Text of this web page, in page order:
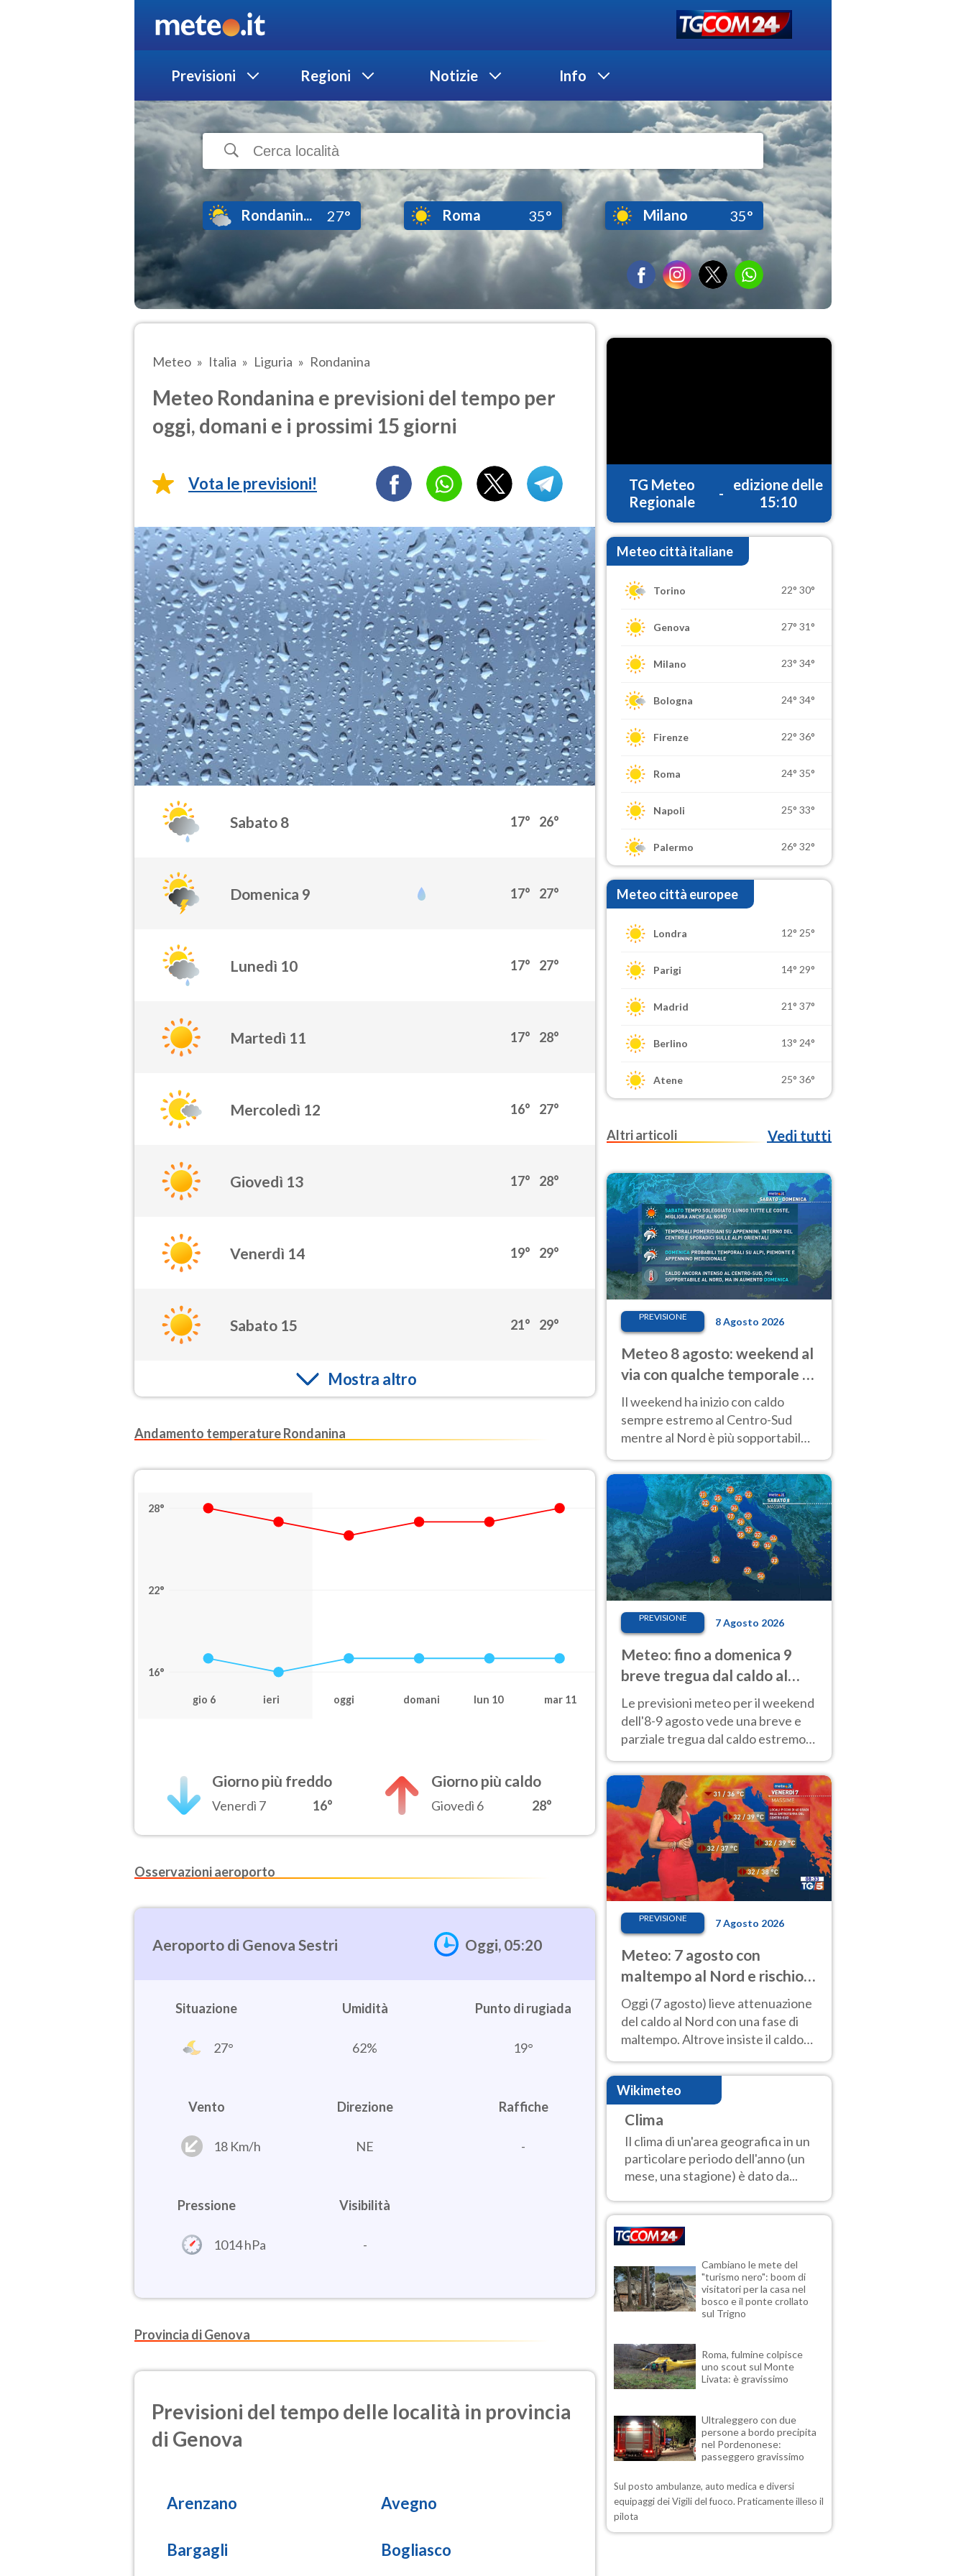
Previsioni Regioni Notizie Info
Rondanin... 27° Roma 35° Milano 35°
Meteo Italia Liguria Rondanina
Meteo Rondanina e previsioni del tempo per
oggi, domani e i prossimi 15 giorni
Vota le previsioni!
Sabato 8 17° 26°
Domenica 9 17° 27°
Lunedì 10 17° 27°
Martedì 11 17° 28°
Mercoledì 12 16° 27°
Giovedì 13 17° 28°
Venerdì 14 19° 29°
Sabato 15 21° 29°
Mostra altro
Andamento temperature Rondanina
28°
22°
16°
gio 6 ieri oggi domani lun 10 mar 11
Giorno più freddo
Venerdì 7 16°
Giorno più caldo
Giovedì 6 28°
Osservazioni aeroporto
Genova Sestri Oggi, 05:20
Situazione
27°
Umidità
62% 19°
Vento
18 Km/h
Direzione
NE
Raffiche
-
Pressione
1014 hPa
Visibilità
-
Provincia di Genova
Previsioni del tempo delle località in provincia
di Genova
Arenzano Avegno
Bargagli Bogliasco
TG Meteo
Regionale
-
edizione delle
15:10
Meteo città italiane
Torino 22° 30°
Genova 27° 31°
Milano 23° 34°
Bologna 24° 34°
Firenze 22° 36°
Roma 24° 35°
Napoli 25° 33°
Palermo 26° 32°
Meteo città europee
Londra 12° 25°
Parigi 14° 29°
Madrid 21° 37°
Berlino 13° 24°
Atene 25° 36°
Altri articoli Vedi tutti
PREVISIONE 8 Agosto 2026
Meteo 8 agosto: weekend al
via con qualche temporale e
caldo estremo al Centro-Sud
Il weekend ha inizio con caldo
sempre estremo al Centro-Sud
mentre al Nord è più sopportabile
calore sui rilievi.
PREVISIONE 7 Agosto 2026
Meteo: fino a domenica 9
breve tregua dal caldo al
Nord! Altrove calura e afa
Le previsioni meteo per il weekend
dell'8-9 agosto vede una breve e
parziale tregua dal caldo estremo
40 gradi.
PREVISIONE 7 Agosto 2026
Meteo: 7 agosto con
maltempo al Nord e rischio
nubifragi. Altrove caldo
estremo
Oggi (7 agosto) lieve attenuazione
del caldo al Nord con una fase di
maltempo. Altrove insiste il caldo
estremo con picchi di 40°C. Le
previsioni
Wikimeteo
Clima
Il clima di un'area geografica in un
particolare periodo dell'anno (un
mese, una stagione) è dato da...
Cambiano le mete del
"turismo nero": boom di
visitatori per la casa nel
bosco e il ponte crollato
sul Trigno
Roma, fulmine colpisce
uno scout sul Monte
Livata: è gravissimo
Ultraleggero con due
persone a bordo precipita
nel Pordenonese:
passeggero gravissimo
Sul posto ambulanze, auto medica e diversi
equipaggi dei Vigili del fuoco. Praticamente illeso il
pilota